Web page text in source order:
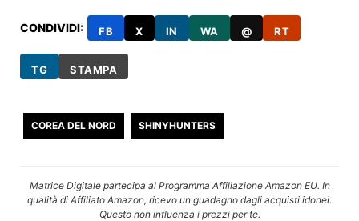
CONDIVIDI: FB X IN WA @ RT
TG STAMPA
COREA DEL NORD SHINYHUNTERS
Matrice Digitale partecipa al Programma Affiliazione Amazon EU. In
qualità di Affiliato Amazon, ricevo un guadagno dagli acquisti idonei.
Questo non influenza i prezzi per te.